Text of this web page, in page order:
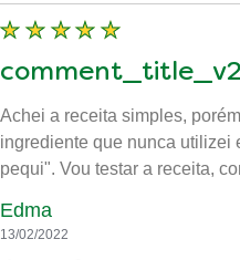
comment_title_v2
Achei a receita simples,
ingrediente que nunca utilizei
pequi". Vou testar a receita,
Edma
13/02/2022